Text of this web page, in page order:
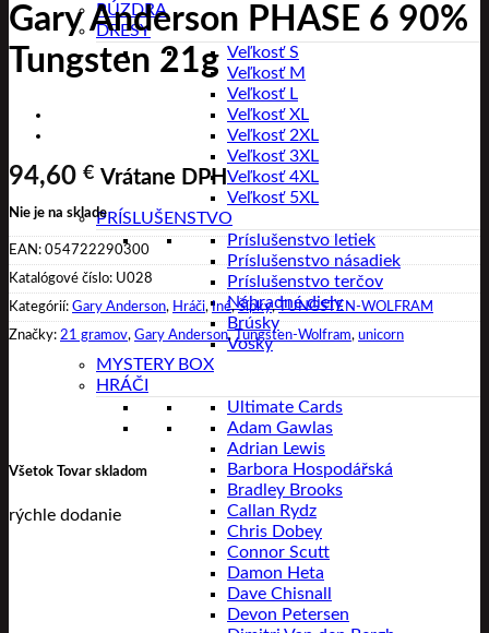
PÚZDRA
DRESY
Veľkosť S
Veľkosť M
Veľkosť L
Veľkosť XL
Veľkosť 2XL
Veľkosť 3XL
Veľkosť 4XL
Veľkosť 5XL
PRÍSLUŠENSTVO
Príslušenstvo letiek
Príslušenstvo násadiek
Príslušenstvo terčov
Náhradné diely
Brúsky
Vosky
MYSTERY BOX
HRÁČI
Ultimate Cards
Adam Gawlas
Adrian Lewis
Barbora Hospodářská
Bradley Brooks
Callan Rydz
Chris Dobey
Connor Scutt
Damon Heta
Dave Chisnall
Devon Petersen
Gary Anderson PHASE 6 90%
Tungsten 21g
94,60 € Vrátane DPH
Nie je na sklade
EAN: 054722290300
Katalógové číslo: U028
Kategórií: Gary Anderson, Hráči,Iné,Šípky,TUNGSTEN-WOLFRAM
Značky: 21 gramov, Gary Anderson,Tungsten-Wolfram, unicorn
Všetok Tovar skladom
rýchle dodanie